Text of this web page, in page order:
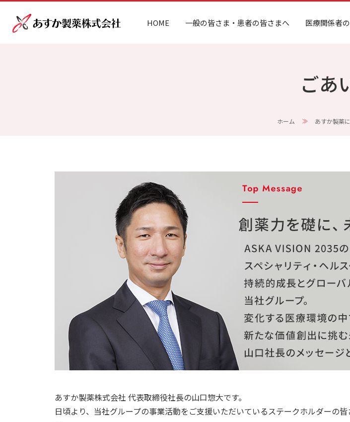
HOME 一般の皆さま・患者の皆さまへ 医療関係者
ごあ
ホーム あすか製薬
あすか製薬株式会社 代表取締役社長の山口惣大です。
日頃より、当社グループの事業活動をご支援いただいているステークホルダーの